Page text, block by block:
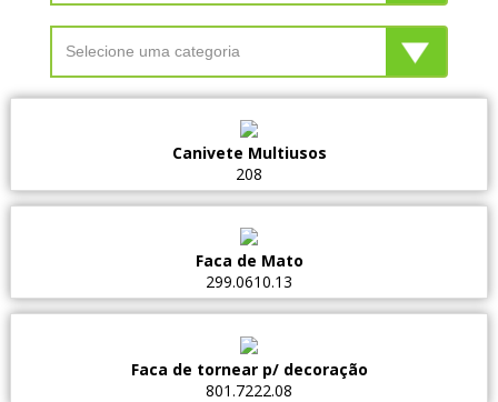
Canivete Multiusos
208
Faca de Mato
299.0610.13
Faca de tornear p/ decoração
801.7222.08